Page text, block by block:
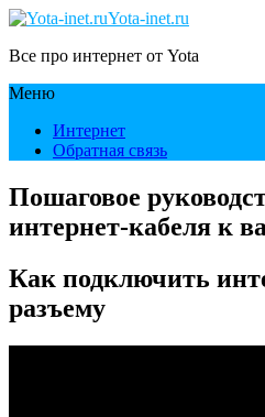
Yota-inet.ru
Все про интернет от Yota
Меню
Интернет
Обратная связь
Пошаговое
интернет-кабеля к
Как подключить
разъему